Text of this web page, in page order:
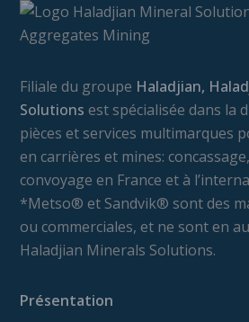
Filiale du groupe Haladjian,
Solutions est spécialisée dans la
pièces et services multimarques
en carrières et mines:
convoyage en France et à
*Metso® et Sandvik® sont des
ou commerciales, et ne sont en
Haladjian Minerals Solutions.
Présentation